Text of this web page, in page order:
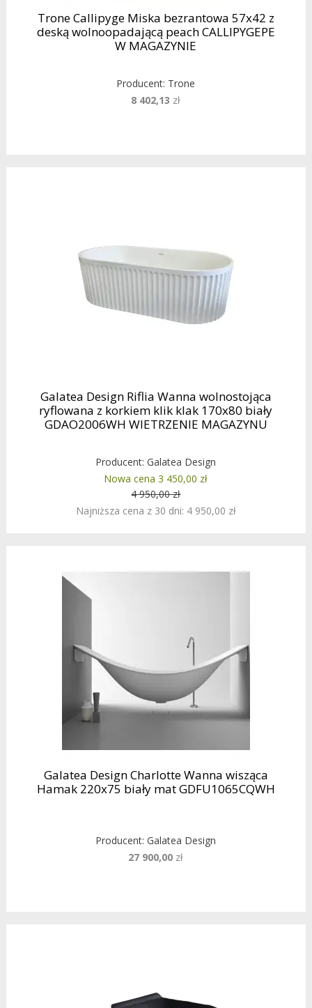
Trone Callipyge Miska bezrantowa 57x42 z
deską wolnoopadającą peach CALLIPYGEPE
W MAGAZYNIE
Producent: Trone
8 402,13 zł
Galatea Design Riflia Wanna wolnostojąca
ryflowana z korkiem klik klak 170x80 biały
GDAO2006WH WIETRZENIE MAGAZYNU
Producent:Galatea Design
Nowa cena 3 450,00 zł
4 950,00 zł
Najniższa cena z 30 dni: 4 950,00 zł
Galatea Design Charlotte Wanna wisząca
Hamak 220x75 biały mat GDFU1065CQWH
Producent:Galatea Design
27 900,00 zł